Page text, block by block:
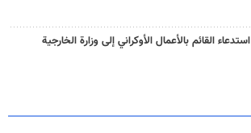
استدعاء القائم بالأعمال الأوكراني إلى وزارة الخارجية